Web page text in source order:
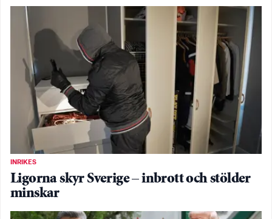
INRIKES
Ligorna skyr Sverige – inbrott och stölder
minskar